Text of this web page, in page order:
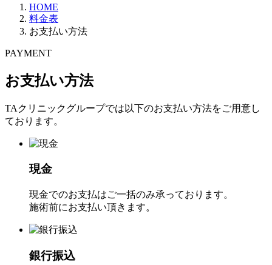
HOME
料金表
お支払い方法
PAYMENT
お支払い方法
TAクリニックグループでは以下のお支払い方法をご用意し
ております。
現金
現金でのお支払はご一括のみ承っております。
施術前にお支払い頂きます。
銀行振込